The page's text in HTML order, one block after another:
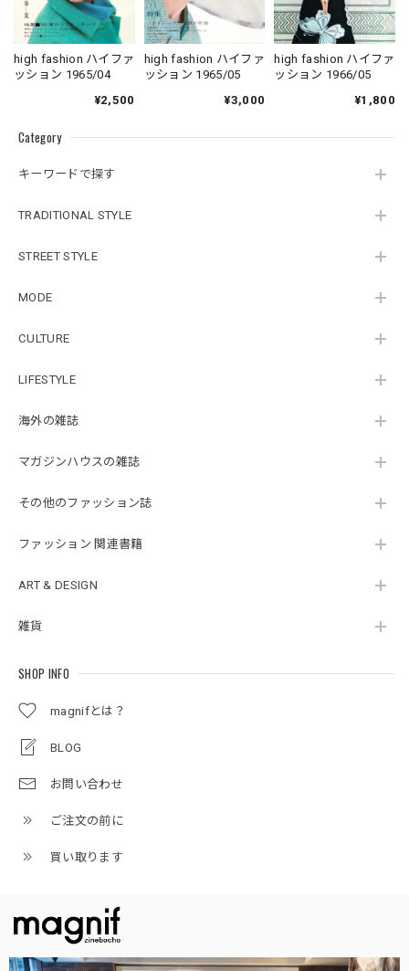
Category
キーワードで探す
TRADITIONAL STYLE
STREET STYLE
MODE
CULTURE
LIFESTYLE
海外の雑誌
マガジンハウスの雑誌
その他のファッション誌
ファッション 関連書籍
ART & DESIGN
雑貨
SHOP INFO
magnifとは？
BLOG
お問い合わせ
ご注文の前に
買い取ります
high fashion ハイファ
ッション 1965/04
¥2,500
high fashion ハイファ
ッション 1965/05
¥3,000
high fashion ハイファ
ッション 1966/05
¥1,800